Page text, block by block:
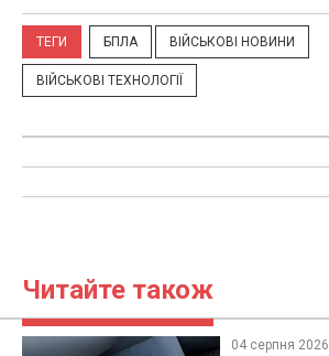
ТЕГИ БПЛА ВІЙСЬКОВІ НОВИНИ
ВІЙСЬКОВІ ТЕХНОЛОГІЇ
Читайте також
04 серпня 2026